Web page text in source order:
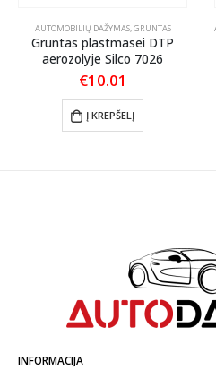
AUTOMOBILIŲ DAŽYMAS,GRUNTAS
Gruntas plastmasei DTP
aerozolyje Silco 7026
€10.01
Į KREPŠELĮ
INFORMACIJA